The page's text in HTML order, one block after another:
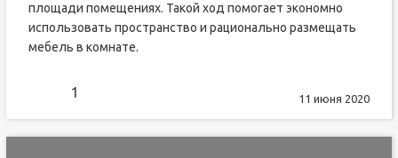
площади помещениях. Такой ход помогает экономно
использовать пространство и рационально размещать
мебель в комнате.
1 11 июня 2020